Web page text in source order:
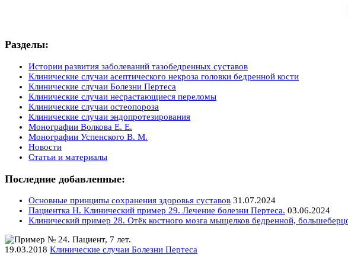
Разделы:
Истории развития заболеваний тазобедренных суставов
Клинические случаи асептического некроза головки бедренной кости
Клинические случаи Болезни Пертеса
Клинические случаи несрастающиеся переломы
Клинические случаи остеопороза
Клинические случаи эндопротезирования
Монографии Волкова Е. Е.
Монографии Успенского В. М.
Новости
Статьи и материалы
Последние добавленные:
Основные принципы сохранения здоровья суставов 31.07.2024
Пациентка Н. Клинический пример 29. Лечение болезни Пертеса. 03.06.2024
Клинический пример 28. Отёк костного мозга мыщелков бедренной,
19.03.2018 Клинические случаи Болезни Пертеса